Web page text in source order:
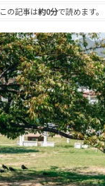
この記事は約0分で読めます。